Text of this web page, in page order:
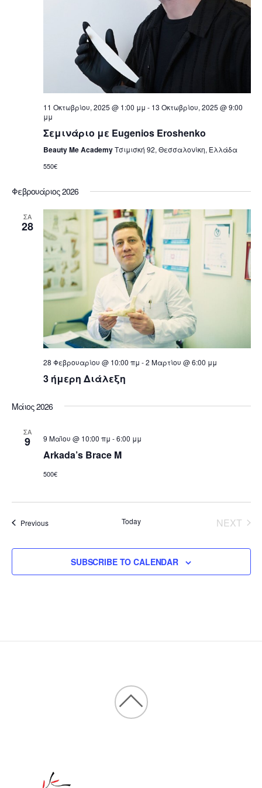
11 Οκτωβρίου, 2025 @ 1:00 μμ - 13 Οκτωβρίου, 2025 @ 9:00
μμ
Σεμινάριο με Eugenios Eroshenko
Beauty Me AcademyΤσιμισκή 92, Θεσσαλονίκη, Ελλάδα
550€
Φεβρουάριος 2026
ΣΑ
28
28 Φεβρουαρίου @ 10:00 πμ -2 Μαρτίου @ 6:00 μμ
3 ήμερη Διάλεξη
Μάιος 2026
ΣΑ
9 9 Μαΐου @ 10:00 πμ -6:00 μμ
Arkada’s Brace M
500€
PreviousEvents Today
NEXT
SUBSCRIBE TO CALENDAR
Back
to